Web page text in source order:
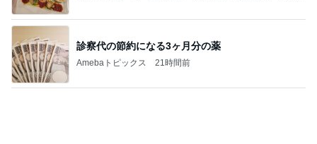
診察代の節約になる3ヶ月分の薬
Amebaトピックス 21時間前